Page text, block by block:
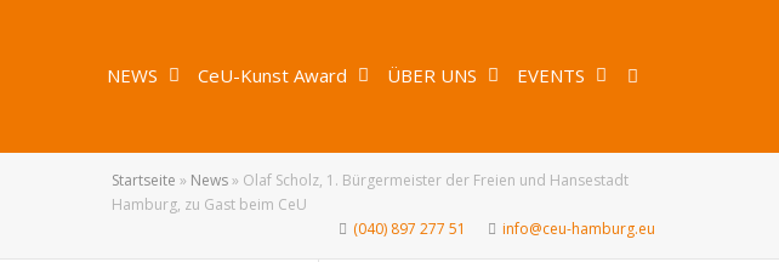
NEWS CeU-Kunst Award ÜBER UNS EVENTS
Startseite » News» Olaf Scholz, 1. Bürgermeister der Freien und Hansestadt
Hamburg, zu Gast beim CeU
(040) 897 277 51
info@ceu-hamburg.eu